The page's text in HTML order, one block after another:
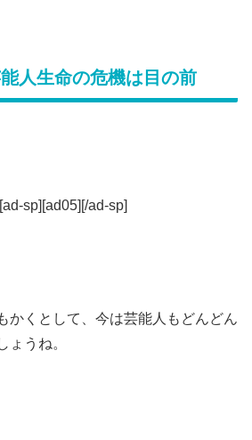
人生命の危機は目の前
sp][ad05][/ad-sp]
かくとして、今は芸能人もどんどん
ょうね。